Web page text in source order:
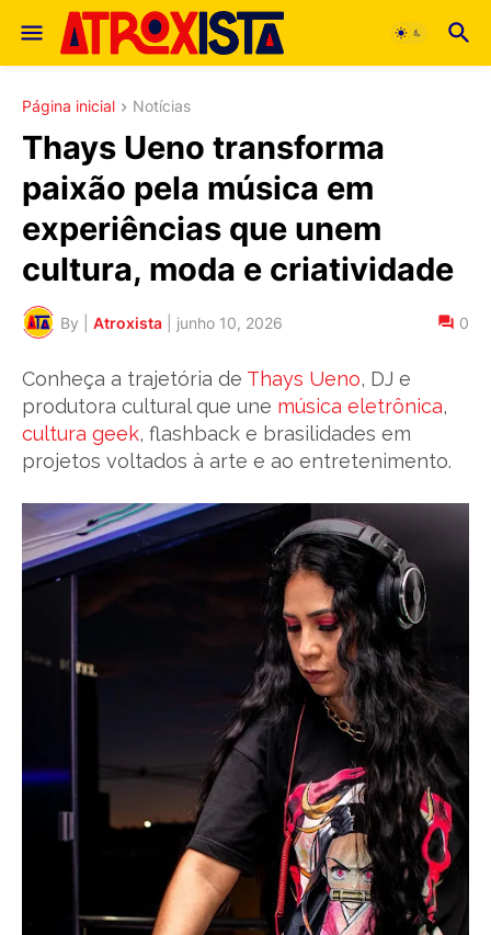
Página inicial Notícias
Thays Ueno transforma
paixão pela música em
experiências que unem
cultura, moda e criatividade
By | Atroxista junho 10, 2026 0
Conheça a trajetória de Thays Ueno, DJ e
produtora cultural que une música eletrônica,
cultura geek, flashback e brasilidades em
projetos voltados à arte e ao entretenimento.